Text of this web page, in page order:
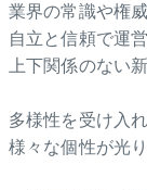
業界の常識や権
自立と信頼で運
上下関係のない
多様性を受け入れ
様々な個性が光